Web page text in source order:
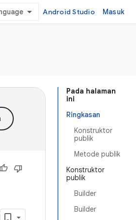
Android Studio Masuk
Pada halaman
ini
Ringkasan
Konstruktor
publik
Metode publik
Konstruktor
publik
Builder
Builder